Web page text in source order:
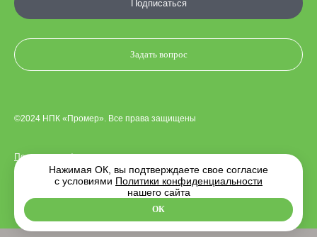
Подписаться
Задать вопрос
©2024 НПК «Промер». Все права защищены
Политика конфиденциальности
Indigo Amigo. Разработка —
Нажимая ОК, вы подтверждаете свое согласие
с условиями Политики конфиденциальности
нашего сайта
ОК